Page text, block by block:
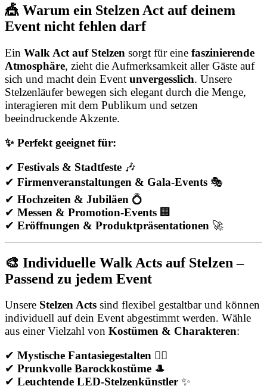
🎪 Warum ein Stelzen Act auf deinem
Event nicht fehlen darf
Ein Walk Act auf Stelzen sorgt für eine faszinierende
Atmosphäre, zieht die Aufmerksamkeit aller Gäste auf
sich und macht dein Event unvergesslich. Unsere
Stelzenläufer bewegen sich elegant durch die Menge,
interagieren mit dem Publikum und setzen
beeindruckende Akzente.
✨ Perfekt geeignet für:
✔ Festivals & Stadtfeste 🎶
✔ Firmenveranstaltungen & Gala-Events 🎭
✔ Hochzeiten & Jubiläen 💍
✔ Messen & Promotion-Events 🏢
✔ Eröffnungen & Produktpräsentationen 🚀
🎨 Individuelle Walk Acts auf Stelzen –
Passend zu jedem Event
Unsere Stelzen Acts sind flexibel gestaltbar und können
individuell auf dein Event abgestimmt werden. Wähle
aus einer Vielzahl von Kostümen & Charakteren:
✔ Mystische Fantasiegestalten 🧚‍♀️
✔ Prunkvolle Barockkostüme 🎩
✔ Leuchtende LED-Stelzenkünstler ✨